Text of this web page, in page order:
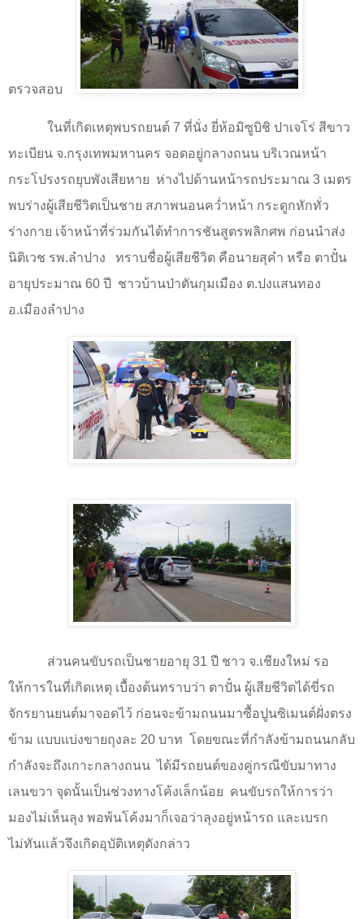
ตรวจสอบ
ในที่เกิดเหตุพบรถยนต์ 7 ที่นั่ง ยี่ห้อมิซูบิชิ ปาเจโร่ สีขาว
ทะเบียน จ.กรุงเทพมหานคร จอดอยู่กลางถนน บริเวณหน้า
กระโปรงรถยุบพังเสียหาย ห่างไปด้านหน้ารถประมาณ 3 เมตร
พบร่างผู้เสียชีวิตเป็นชาย สภาพนอนคว่ำหน้า กระดูกหักทั่ว
ร่างกาย เจ้าหน้าที่ร่วมกันได้ทำการชันสูตรพลิกศพ ก่อนนำส่ง
นิติเวช รพ.ลำปาง
ทราบชื่อผู้เสียชีวิต คือนายสุคำ หรือ ตาปั๋น
อายุประมาณ 60 ปี
ชาวบ้านป่าตันกุมเมือง ต.ปงแสนทอง
อ.เมืองลำปาง
ส่วนคนขับรถเป็นชายอายุ 31 ปี ชาว จ.เชียงใหม่ รอ
ให้การในที่เกิดเหตุ เบื้องต้นทราบว่า ตาปั๋น ผู้เสียชีวิตได้ขี่รถ
จักรยานยนต์มาจอดไว้ ก่อนจะข้ามถนนมาซื้อปูนซิเมนต์ฝั่งตรง
ข้าม แบบแบ่งขายถุงละ 20 บาท โดยขณะที่กำลังข้ามถนนกลับ
กำลังจะถึงเกาะกลางถนน ได้มีรถยนต์ของคู่กรณีขับมาทาง
เลนขวา จุดนั้นเป็นช่วงทางโค้งเล็กน้อย คนขับรถให้การว่า
มองไม่เห็นลุง พอพ้นโค้งมาก็เจอว่าลุงอยู่หน้ารถ และเบรก
ไม่ทันแล้วจึงเกิดอุบัติเหตุดังกล่าว